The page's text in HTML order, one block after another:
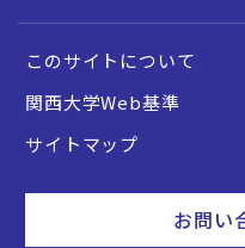
このサイトについて
関西大学Web基準
サイトマップ
お問い